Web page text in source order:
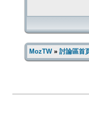
MozTW» 討論區首